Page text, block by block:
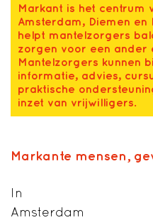
Markant is het centrum
Amsterdam, Diemen en
helpt mantelzorgers
zorgen voor een ander
Mantelzorgers kunnen
informatie, advies,
praktische
inzet van vrijwilligers.
Markante mensen,
In
Amsterdam